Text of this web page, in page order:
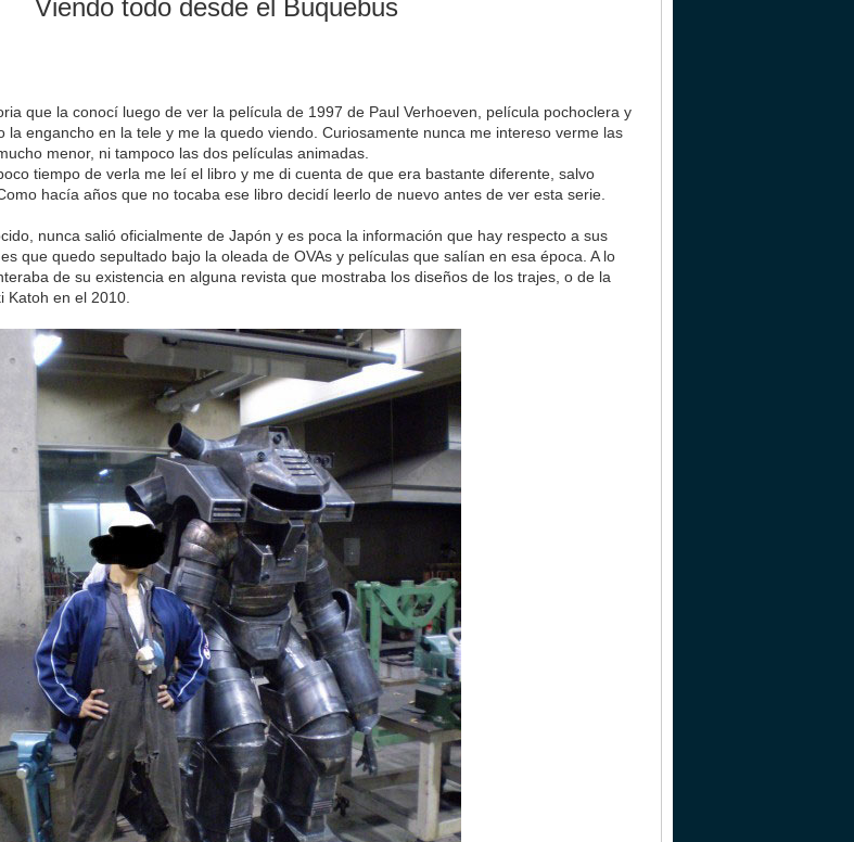
Viendo todo desde el Buquebus
que la conocí luego de ver la película de 1997 de Paul Verhoeven, película pochoclera y
la engancho en la tele y me la quedo viendo. Curiosamente nunca me intereso verme las
menor, ni tampoco las dos películas animadas.
tiempo de verla me leí el libro y me di cuenta de que era bastante diferente, salvo
hacía años que no tocaba ese libro decidí leerlo de nuevo antes de ver esta serie.
nunca salió oficialmente de Japón y es poca la información que hay respecto a sus
que quedo sepultado bajo la oleada de OVAs y películas que salían en esa época. A lo
de su existencia en alguna revista que mostraba los diseños de los trajes, o de la
Katoh en el 2010.